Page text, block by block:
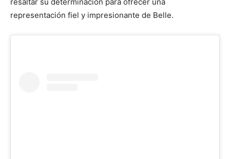
resaltar su determinación para ofrecer una
representación fiel y impresionante de Belle.